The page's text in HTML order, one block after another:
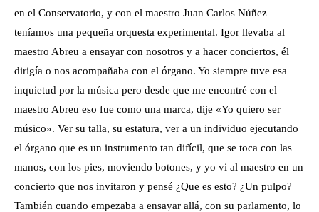
en el Conservatorio, y con el maestro Juan Carlos Núñez
teníamos una pequeña orquesta experimental. Igor llevaba al
maestro Abreu a ensayar con nosotros y a hacer conciertos, él
dirigía o nos acompañaba con el órgano. Yo siempre tuve esa
inquietud por la música pero desde que me encontré con el
maestro Abreu eso fue como una marca, dije «Yo quiero ser
músico». Ver su talla, su estatura, ver a un individuo ejecutando
el órgano que es un instrumento tan difícil, que se toca con las
manos, con los pies, moviendo botones, y yo vi al maestro en un
concierto que nos invitaron y pensé ¿Que es esto? ¿Un pulpo?
También cuando empezaba a ensayar allá, con su parlamento, lo